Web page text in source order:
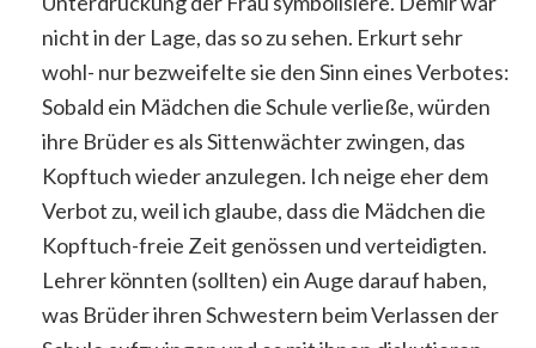
nicht in der Lage, das so zu sehen. Erkurt sehr
wohl- nur bezweifelte sie den Sinn eines Verbotes:
Sobald ein Mädchen die Schule verließe, würden
ihre Brüder es als Sittenwächter zwingen, das
Kopftuch wieder anzulegen. Ich neige eher dem
Verbot zu, weil ich glaube, dass die Mädchen die
Kopftuch-freie Zeit genössen und verteidigten.
Lehrer könnten (sollten) ein Auge darauf haben,
was Brüder ihren Schwestern beim Verlassen der